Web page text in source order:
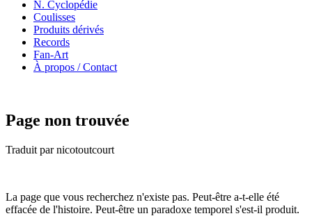
N. Cyclopédie
Coulisses
Produits dérivés
Records
Fan-Art
À propos / Contact
Page non trouvée
Traduit par nicotoutcourt
La page que vous recherchez n'existe pas. Peut-être a-t-elle été
effacée de l'histoire. Peut-être un paradoxe temporel s'est-il produit.